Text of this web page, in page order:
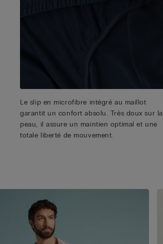
Le slip en microfibre intégré au maillot
garantit un confort absolu. Très doux sur la
peau, il assure un maintien optimal et une
totale liberté de mouvement.